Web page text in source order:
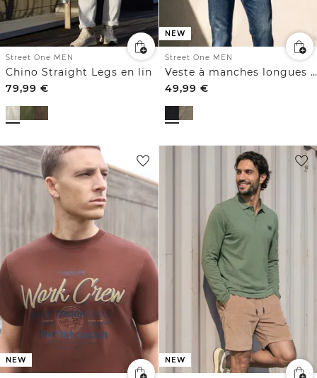
Street One MEN
Chino Straight Legs en lin
79,99 €
NEW
Street One MEN
Veste à manches longues et col montant
49,99 €
NEW NEW